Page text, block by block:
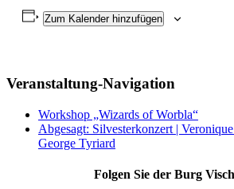
Zum Kalender hinzufügen
Veranstaltung-Navigation
Workshop „Wizards of Worbla“
Abgesagt: Silvesterkonzert |
George Tyriard
Folgen Sie der Burg